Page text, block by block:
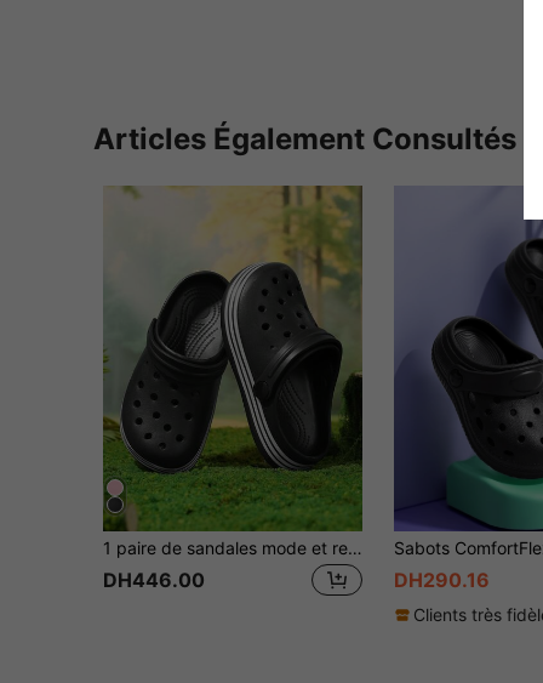
Articles Également Consultés
1 paire de sandales mode et respirantes pour enfants, tailles pour tout-petits et enfants en bas âge, légères et confortables, convenant aux garçons/filles pour un usage quotidien décontracté et les activités extérieures, chaussures d'été pour la plage, adaptées à l'eau
DH446.00 DH290.16
Clients très